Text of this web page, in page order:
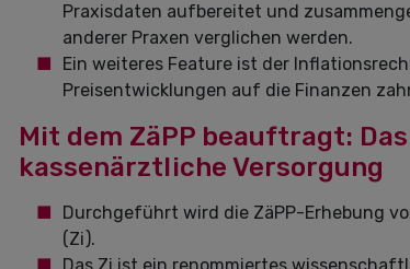
Praxisdaten aufbereitet und
anderer Praxen verglichen werden.
Ein weiteres Feature ist der
Preisentwicklungen auf die Finanzen
Mit dem ZäPP beauftragt:
kassenärztliche Versorgung
Durchgeführt wird die ZäPP-Erhebung
(Zi).